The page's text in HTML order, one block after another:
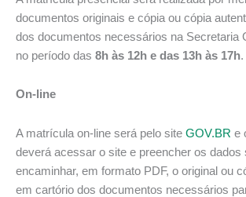
documentos originais e cópia ou cópia
dos documentos necessários na Secretaria
no período das 8h às 12h e das 13h às 17h.
On-line
A matrícula on-line será pelo site GOV.BR e
deverá acessar o site e preencher os dados
encaminhar, em formato PDF, o original ou
em cartório dos documentos necessários